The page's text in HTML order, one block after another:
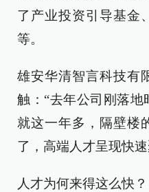
了产业投资引导基金
等。
雄安华清智言科技有
触：“去年公司刚落地
就这一年多，隔壁楼
了，高端人才呈现快
人才为何来得这么快？